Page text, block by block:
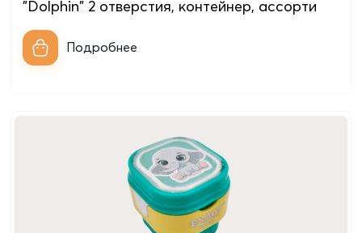
"Dolphin" 2 отверстия, контейнер, ассорти
Подробнее